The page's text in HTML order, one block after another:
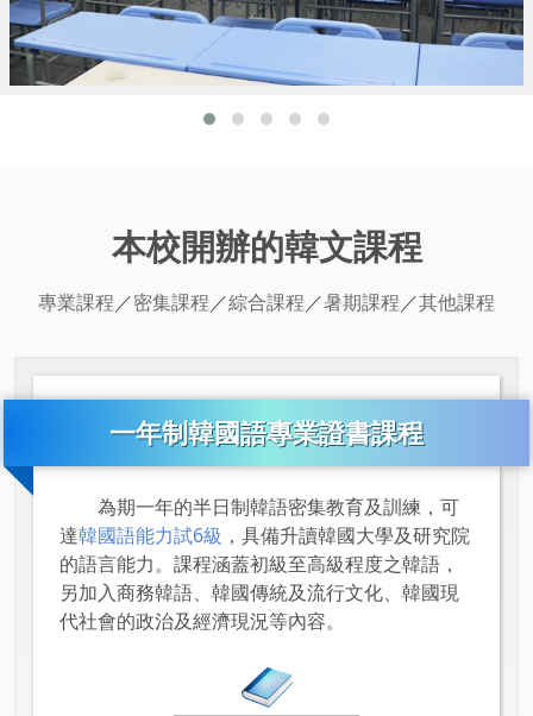
本校開辦的韓文課程
專業課程／密集課程／綜合課程／暑期課程／其他課程
一年制韓國語專業證書課程
為期一年的半日制韓語密集教育及訓練，可
達韓國語能力試6級 ，具備升讀韓國大學及研究院
的語言能力。課程涵蓋初級至高級程度之韓語，
另加入商務韓語、韓國傳統及流行文化、韓國現
代社會的政治及經濟現況等內容。